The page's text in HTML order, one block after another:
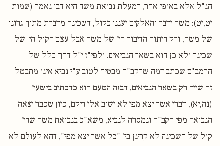
הנ"ל אלא באופן אחר, דמעלת נבואת משה היא דבו נאמר (שמות
יט,יט): משה ידבר והאלקים יעננו בקול, דשכינה מדברת מתוך גרונו
של משה, ורק חיתוך הדיבור הי' של משה אבל עצם הקול הי' של
שכינה ולא כן הוא בשאר הנביאים. ולפי"ז י"ל דהך כלל של
הרמב"ם שכתב דמה שהקב"ה מבטיח לטוב ע"י נביא אינו מתבטל
זה שייך רק בשאר הנביאים, דבזה הטעם הוא כדכתיב בישעי'
(נה,יא), דברי אשר יצא מפי לא ישוב אלי ריקם, כיון שכבר יצאה
הנבואה מפי הקב"ה ונמסרה לנביא, משא"כ בנבואת משה שהי'
קול של השכינה לא קרינן בי' "כל אשר יצא מפי", דהא לעולם לא